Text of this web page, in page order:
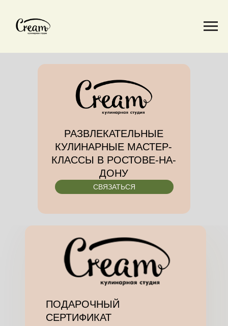
СВЯЗАТЬСЯ
РАЗВЛЕКАТЕЛЬНЫЕ
КУЛИНАРНЫЕ МАСТЕР-
КЛАССЫ В РОСТОВЕ-НА-
ДОНУ
ПОДАРОЧНЫЙ
СЕРТИФИКАТ